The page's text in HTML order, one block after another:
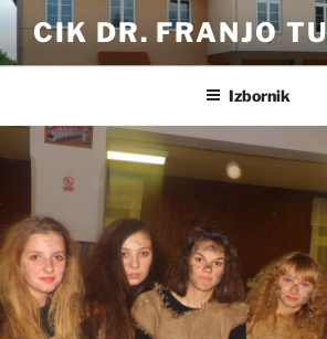
Preskoči
sadržaj
CIK DR. FRANJO
Izbornik